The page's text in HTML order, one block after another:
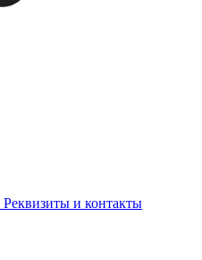
Реквизиты и контакты